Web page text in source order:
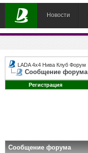
Новости
LADA 4x4 Нива Клуб Форум
Сообщение форума
Регистрация
Сообщение форума